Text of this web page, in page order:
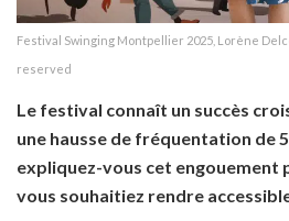
Festival Swinging Montpellier 2025, Lorène
reserved
Le festival connaît un succès
une hausse de fréquentation de
expliquez-vous cet engouement
vous souhaitiez rendre